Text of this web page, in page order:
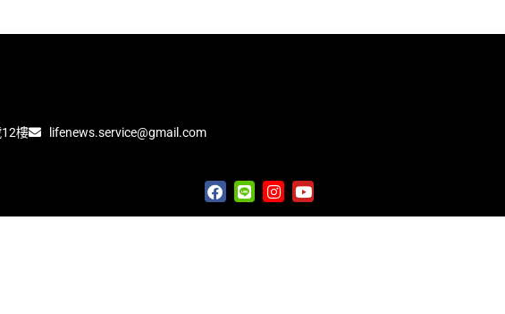
樓 lifenews.service@gmail.com